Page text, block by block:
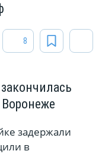
8
задержали
в